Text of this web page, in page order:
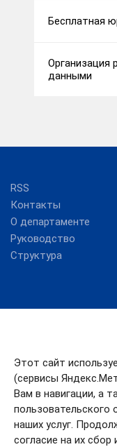
Этот сайт
(сервисы
Вам в навигации, а
пользовательского
наших услуг.
согласие на их
Бесплатная
Организация
данными
RSS
Контакты
О департаменте
Руководство
Структура
калькулятор
Учреждения
здравоохранения
Ивановской области